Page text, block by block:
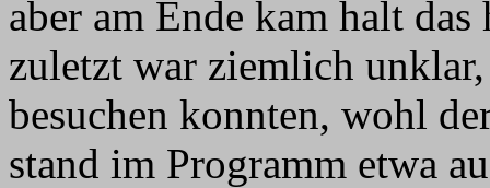
aber am Ende kam halt
zuletzt war ziemlich
besuchen konnten, wohl
stand im Programm etwa